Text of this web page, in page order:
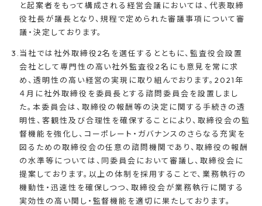
と起案者をもって構成される経営会議においては、代表取締
役社長が議長となり、規程で定められた審議事項について審
議・決定しております。
当社では社外取締役2名を選任するとともに、監査役会設置
会社として専門性の高い社外監査役2名にも意見を常に求
め、透明性の高い経営の実現に取り組んでおります。2021年
４月に社外取締役を委員長とする諮問委員会を設置しまし
た。本委員会は、取締役の報酬等の決定に関する手続きの透
明性、客観性及び合理性を確保することにより、取締役会の監
督機能を強化し、コーポレート・ガバナンスのさらなる充実を
図るための取締役会の任意の諮問機関であり、取締役の報酬
の水準等については、同委員会において審議し、取締役会に
提案しております。以上の体制を採用することで、業務執行の
機動性・迅速性を確保しつつ、取締役会が業務執行に関する
実効性の高い関し・監督機能を適切に果たしております。